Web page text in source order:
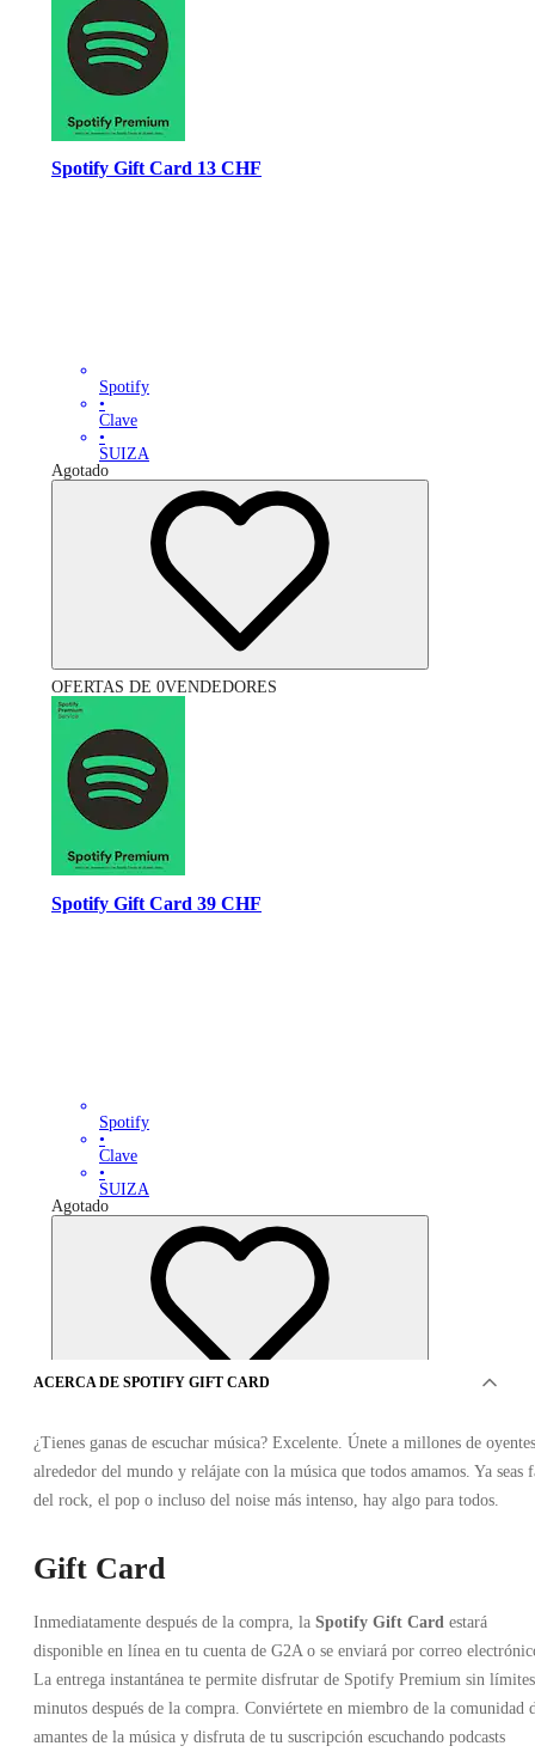
Spotify Gift Card 13 CHF
Spotify
•
Clave
•
SUIZA
Agotado
OFERTAS DE 0VENDEDORES
Spotify Gift Card 39 CHF
Spotify
•
Clave
•
SUIZA
Agotado
Spotify Gift Card 78 CHF
ACERCA DE SPOTIFY GIFT CARD
¿Tienes ganas de escuchar música? Excelente. Únete a millones de oyentes
alrededor del mundo y relájate con la música que todos amamos. Ya seas
del rock, el pop o incluso del noise más intenso, hay algo para todos.
Gift Card
Inmediatamente después de la compra, la Spotify Gift Card estará
disponible en línea en tu cuenta de G2A o se enviará por correo
La entrega instantánea te permite disfrutar de Spotify Premium sin límites
minutos después de la compra. Conviértete en miembro de la comunidad
amantes de la música y disfruta de tu suscripción escuchando podcasts